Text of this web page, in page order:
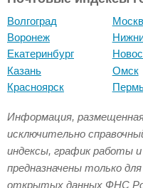
Волгоград
Воронеж
Екатеринбург
Казань
Красноярск
Омск
Информация,
исключительно
индексы, график работы
предназначены только
открытых данных ФНС